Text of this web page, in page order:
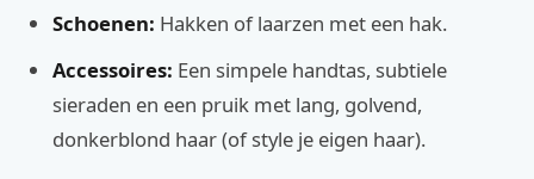
Schoenen: Hakken of laarzen met een hak.
Accessoires: Een simpele handtas, subtiele
sieraden en een pruik met lang, golvend,
donkerblond haar (of style je eigen haar).